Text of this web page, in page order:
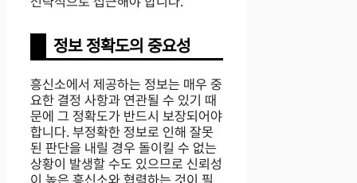
정보 정확도의 중요성
흥신소에서 제공하는 정보는 매우 중
요한 결정 사항과 연관될 수 있기 때
문에 그 정확도가 반드시 보장되어야
합니다. 부정확한 정보로 인해 잘못
된 판단을 내릴 경우 돌이킬 수 없는
상황이 발생할 수도 있으므로 신뢰성